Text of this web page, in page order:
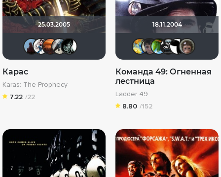
25.03.2005
Ильнур Ризванов
Санюрка
Rinroku
Карас
Karas: The Prophecy
7.22 /22
18.11.2004
SKY4HOLO
Askhab
Команда 49: Огненная
лестница
Ladder 49
8.80 /152